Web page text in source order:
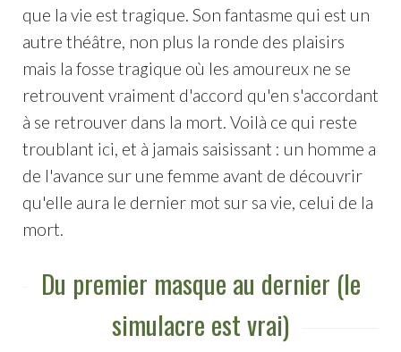
que la vie est tragique. Son fantasme qui est un
autre théâtre, non plus la ronde des plaisirs
mais la fosse tragique où les amoureux ne se
retrouvent vraiment d'accord qu'en s'accordant
à se retrouver dans la mort. Voilà ce qui reste
troublant ici, et à jamais saisissant : un homme a
de l'avance sur une femme avant de découvrir
qu'elle aura le dernier mot sur sa vie, celui de la
mort.
Du premier masque au dernier (le
simulacre est vrai)